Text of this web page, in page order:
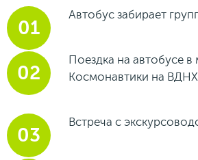
Автобус забирает
Поездка на автобусе в
Космонавтики на ВДНХ
Встреча с